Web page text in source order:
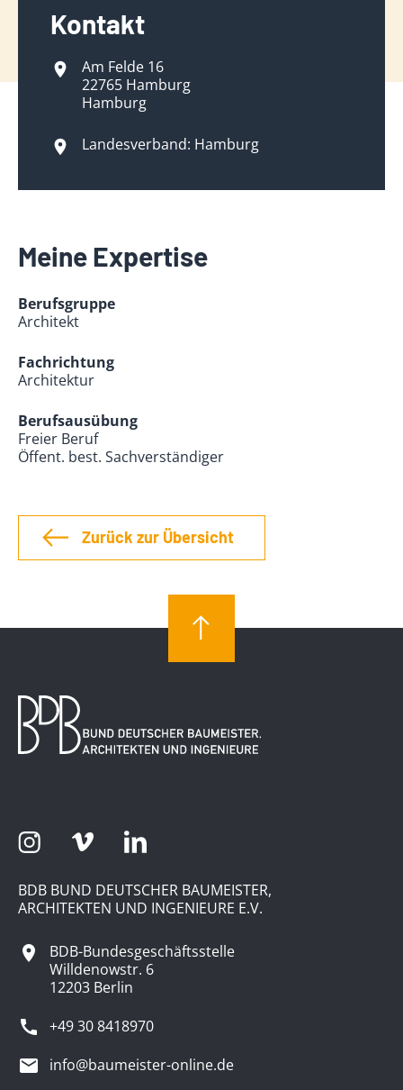
Kontakt
Am Felde 16
22765 Hamburg
Hamburg
Landesverband: Hamburg
Meine Expertise
Berufsgruppe
Architekt
Fachrichtung
Architektur
Berufsausübung
Freier Beruf
Öffent. best. Sachverständiger
Zurück zur Übersicht
BDB BUND DEUTSCHER BAUMEISTER,
ARCHITEKTEN UND INGENIEURE E.V.
BDB-Bundesgeschäftsstelle
Willdenowstr. 6
12203 Berlin
+49 30 8418970
info@baumeister-online.de